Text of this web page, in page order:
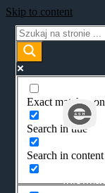
Skip to content
Exact matches
Search in title
Search in content